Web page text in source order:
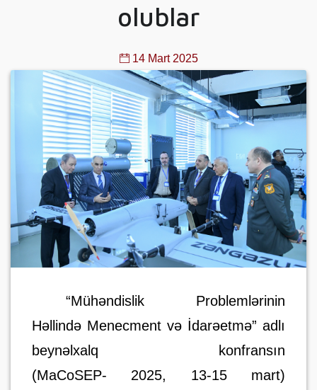
olublar
14 Mart 2025
“Mühəndislik Problemlərinin
Həllində Menecment və İdarəetmə” adlı
beynəlxalq konfransın
(MaCoSEP- 2025, 13-15 mart)